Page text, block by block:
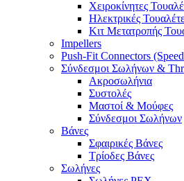
Χειροκίνητες
Ηλεκτρικές
Κιτ Μετατροπής
Impellers
Push-Fit Connectors
Σύνδεσμοι Σωλήνων &
Ακροσωλήνια
Συστολές
Μαστοί & Μούφες
Σύνδεσμοι Σωλήνων
Βάνες
Σφαιρικές Βάνες
Τρίοδες Βάνες
Σωλήνες